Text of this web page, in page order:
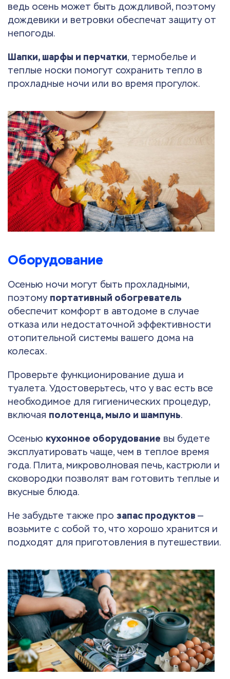
ведь осень может быть дождливой, поэтому
дождевики и ветровки обеспечат защиту от
непогоды.
Шапки, шарфы и перчатки, термобелье и
теплые носки помогут сохранить тепло в
прохладные ночи или во время прогулок.
Оборудование
Осенью ночи могут быть прохладными,
поэтому портативный обогреватель
обеспечит комфорт в автодоме в случае
отказа или недостаточной эффективности
отопительной системы вашего дома на
колесах.
Проверьте функционирование душа и
туалета. Удостоверьтесь, что у вас есть все
необходимое для гигиенических процедур,
включая полотенца, мыло и шампунь.
Осенью кухонное оборудование вы будете
эксплуатировать чаще, чем в теплое время
года. Плита, микроволновая печь, кастрюли и
сковородки позволят вам готовить теплые и
вкусные блюда.
Не забудьте также про запас продуктов —
возьмите с собой то, что хорошо хранится и
подходят для приготовления в путешествии.